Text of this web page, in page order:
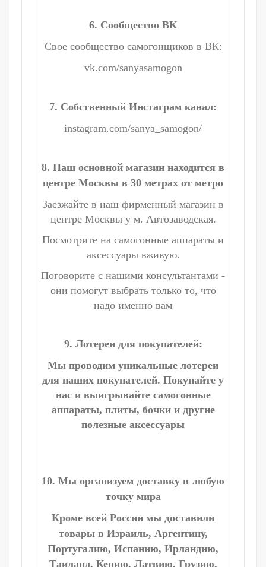
6. Сообщество ВК
Свое сообщество самогонщиков в ВК:
vk.com/sanyasamogon
7. Собственный Инстаграм канал:
instagram.com/sanya_samogon/
8. Наш основной магазин находится в
центре Москвы в 30 метрах от метро
Заезжайте в наш фирменный магазин в
центре Москвы у м. Автозаводская.
Посмотрите на самогонные аппараты и
аксессуары вживую.
Поговорите с нашими консультантами -
они помогут выбрать только то, что
надо именно вам
9. Лотереи для покупателей:
Мы проводим уникальные лотереи
для наших покупателей. Покупайте у
нас и выигрывайте самогонные
аппараты, плиты, бочки и другие
полезные аксессуары
10. Мы организуем доставку в любую
точку мира
Кроме всей России мы доставили
товары в Израиль, Аргентину,
Португалию, Испанию, Ирландию,
Таиланд, Кению, Латвию, Грузию,